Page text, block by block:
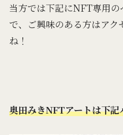
当方では下記にNFT専用
で、ご興味のある方はア
ね！
奥田みきNFTアートは下記